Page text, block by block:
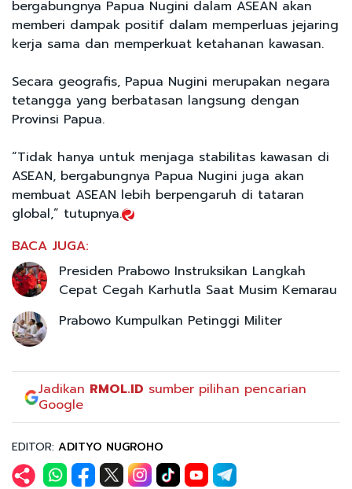
bergabungnya Papua Nugini dalam ASEAN akan
memberi dampak positif dalam memperluas jejaring
kerja sama dan memperkuat ketahanan kawasan.
Secara geografis, Papua Nugini merupakan negara
tetangga yang berbatasan langsung dengan
Provinsi Papua.
“Tidak hanya untuk menjaga stabilitas kawasan di
ASEAN, bergabungnya Papua Nugini juga akan
membuat ASEAN lebih berpengaruh di tataran
global,” tutupnya.
BACA JUGA:
Presiden Prabowo Instruksikan Langkah
Cepat Cegah Karhutla Saat Musim Kemarau
Prabowo Kumpulkan Petinggi Militer
Jadikan RMOL.ID sumber pilihan pencarian
Google
EDITOR: ADITYO NUGROHO